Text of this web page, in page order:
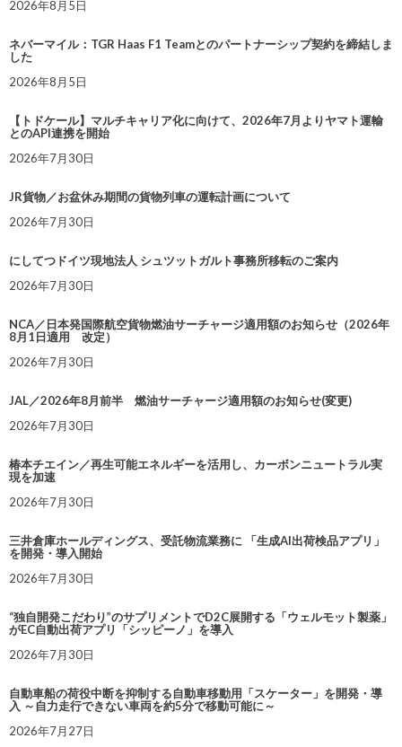
2026年8月5日
ネバーマイル：TGR Haas F1 Teamとのパートナーシップ契約を締結しま
した
2026年8月5日
【トドケール】マルチキャリア化に向けて、2026年7月よりヤマト運輸
とのAPI連携を開始
2026年7月30日
JR貨物／お盆休み期間の貨物列車の運転計画について
2026年7月30日
にしてつドイツ現地法人 シュツットガルト事務所移転のご案内
2026年7月30日
NCA／日本発国際航空貨物燃油サーチャージ適用額のお知らせ（2026年
8月1日適用 改定）
2026年7月30日
JAL／2026年8月前半 燃油サーチャージ適用額のお知らせ(変更)
2026年7月30日
椿本チエイン／再生可能エネルギーを活用し、カーボンニュートラル実
現を加速
2026年7月30日
三井倉庫ホールディングス、受託物流業務に 「生成AI出荷検品アプリ」
を開発・導入開始
2026年7月30日
“独自開発こだわり”のサプリメントでD2C展開する「ウェルモット製薬」
がEC自動出荷アプリ「シッピーノ」を導入
2026年7月30日
自動車船の荷役中断を抑制する自動車移動用「スケーター」を開発・導
入 ～自力走行できない車両を約5分で移動可能に～
2026年7月27日